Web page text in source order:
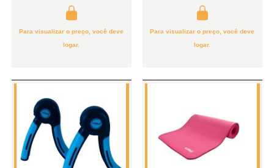
Para visualizar o preço, você deve
logar.
Para visualizar o preço, você deve
logar.